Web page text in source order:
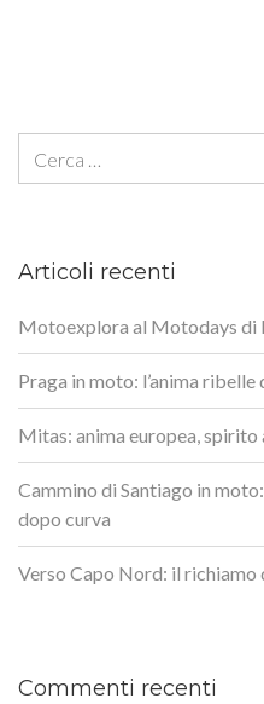
Articoli recenti
Motoexplora al Motodays di
Praga in moto: l’anima
Mitas: anima europea, spirito
Cammino di Santiago in
dopo curva
Verso Capo Nord: il richiamo
Commenti recenti